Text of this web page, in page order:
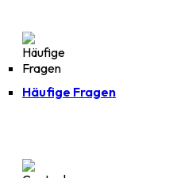
Häufige Fragen